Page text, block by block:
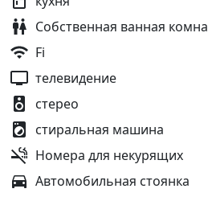
Собственная ванная
Fi
телевидение
стерео
стиральная машина
Номера для некурящих
Автомобильная стоянка